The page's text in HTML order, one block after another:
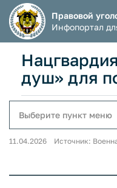
Правовой
Инфопортал
душ» для
Выберите пункт меню
11.04.2026 Источник: